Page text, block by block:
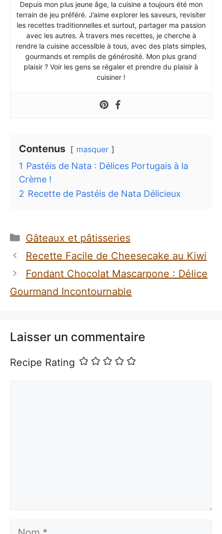
Depuis mon plus jeune âge, la cuisine a toujours été mon
terrain de jeu préféré. J’aime explorer les saveurs, revisiter
les recettes traditionnelles et surtout, partager ma passion
avec les autres. À travers mes recettes, je cherche à
rendre la cuisine accessible à tous, avec des plats simples,
gourmands et remplis de générosité. Mon plus grand
plaisir ? Voir les gens se régaler et prendre du plaisir à
cuisiner !
Contenus masquer
1 Pastéis de Nata : Délices Portugais à la
Crème !
2 Recette de Pastéis de Nata Délicieux
Catégories
Gâteaux et pâtisseries
Recette Facile de Cheesecake au Kiwi
Fondant Chocolat Mascarpone : Délice
Gourmand Incontournable
Laisser un commentaire
Recipe Rating
Nom